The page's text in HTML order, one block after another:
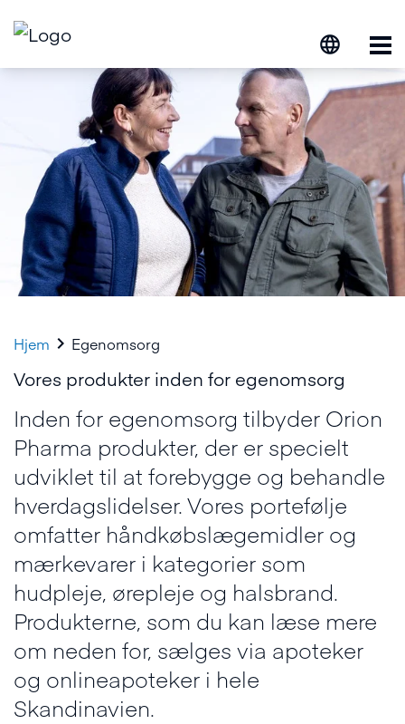
Hjem  Egenomsorg
Vores produkter inden for egenomsorg
Inden for egenomsorg tilbyder Orion
Pharma produkter, der er specielt
udviklet til at forebygge og behandle
hverdagslidelser. Vores portefølje
omfatter håndkøbslægemidler og
mærkevarer i kategorier som
hudpleje, ørepleje og halsbrand.
Produkterne, som du kan læse mere
om neden for, sælges via apoteker
og onlineapoteker i hele
Skandinavien.